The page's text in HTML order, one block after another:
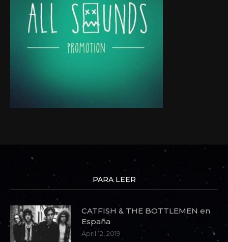
PARA LEER
CATFISH & THE BOTTLEMEN en
España
April 12, 2019